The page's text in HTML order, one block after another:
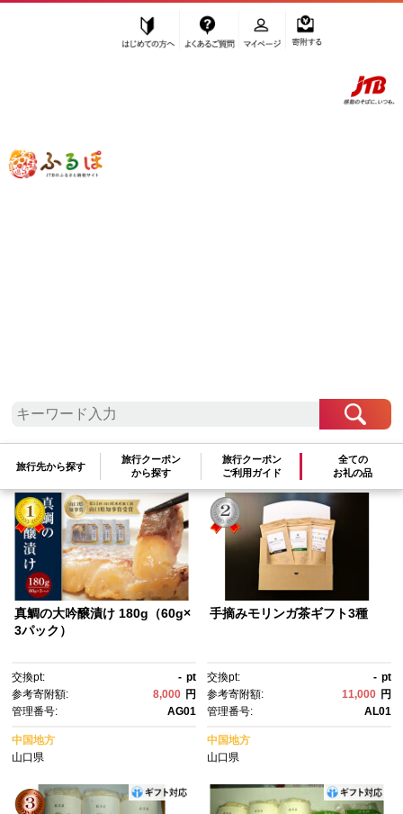
ふるぽ JTBのふるさと納税サイト
旅行先から探す
旅行クーポン
から探す
旅行クーポン
ご利用ガイド
全ての
お礼の品
「ふるさと納税」TOP
検索結果一覧
参考寄附額順|新着順 |人気ランキング順
真鯛の大吟醸漬け 180g（60g×
3パック）
交換pt: - pt
参考寄附額:
8,000 円
管理番号:
AG01
中国地方
山口県
手摘みモリンガ茶ギフト3種
交換pt: - pt
参考寄附額:
11,000 円
管理番号:
AL01
中国地方
山口県